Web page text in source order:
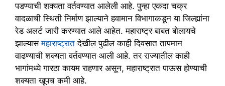
पडण्याची शक्यता वर्तवण्यात आलेली आहे. पुन्हा एकदा चक्र
वादळाची स्थिती निर्माण झाल्याने हवामान विभागाकडून या जिल्ह्यांना
रेड अलर्ट जारी करण्यात आले आहेत. महाराष्ट्र बाबत बोलायचे
झाल्यासमहाराष्ट्रात देखील पुढील काही दिवसात तापमान
वाढण्याची शक्यता वर्तवण्यात आली आहे. तर राज्यातील काही
भागांमध्ये गारठा कायम राहणार असून, महाराष्ट्रात पाऊस होण्याची
शक्यता खूपच कमी आहे.